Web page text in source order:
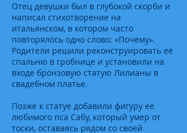
Отец девушки был в глубокой скорби и
написал стихотворение на
итальянском, в котором часто
повторялось одно слово: «Почему».
Родители решили реконструировать её
спальню в гробнице и установили на
входе бронзовую статую Лилианы в
свадебном платье.
Позже к статуе добавили фигуру её
любимого пса Сабу, который умер от
тоски, оставаясь рядом со своей